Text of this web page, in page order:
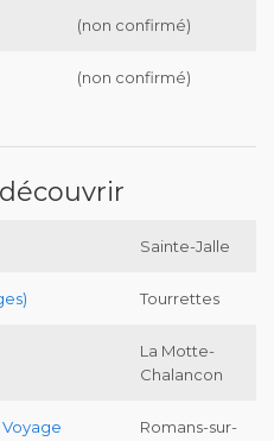
(non confirmé)
(non confirmé)
Sainte-Jalle
Tourrettes
La Motte-
Chalancon
Romans-sur-